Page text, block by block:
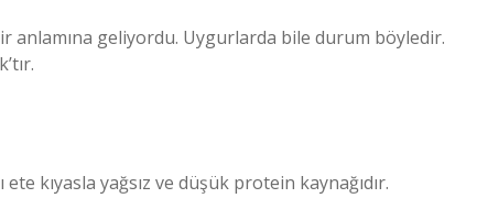
anlamına geliyordu. Uygurlarda bile durum böyledir.
kıyasla yağsız ve düşük protein kaynağıdır.